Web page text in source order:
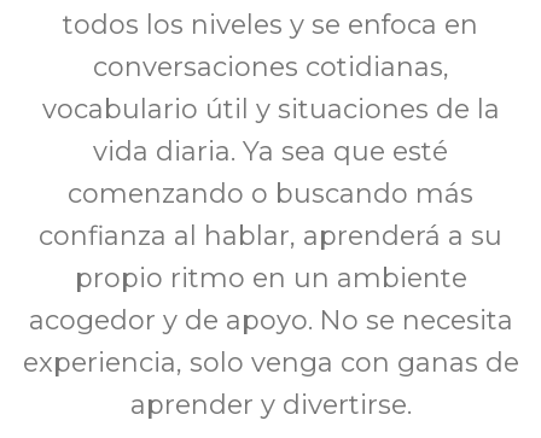
todos los niveles y se enfoca en
conversaciones cotidianas,
vocabulario útil y situaciones de la
vida diaria. Ya sea que esté
comenzando o buscando más
confianza al hablar, aprenderá a su
propio ritmo en un ambiente
acogedor y de apoyo. No se necesita
experiencia, solo venga con ganas de
aprender y divertirse.